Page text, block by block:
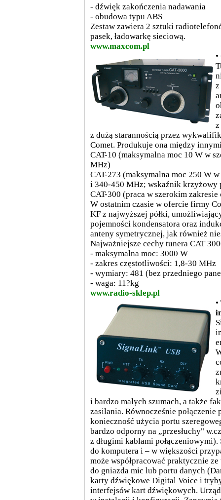
- dźwięk zakończenia nadawania
- obudowa typu ABS
Zestaw zawiera 2 sztuki
pasek, ładowarkę sieciową.
www.maxcom.pl
•
z dużą starannością przez
Comet. Produkuje ona między
CAT-10 (maksymalna moc 10 W w
MHz)
CAT-273 (maksymalna moc 250 W
i 340-450 MHz; wskaźnik krzyżowy
CAT-300 (praca w szerokim
W ostatnim czasie w ofercie firmy
KF z najwyższej półki,
pojemności kondensatora oraz
anteny symetrycznej, jak również
Najważniejsze cechy tunera CAT
- maksymalna moc: 3000 W
- zakres częstotliwości: 1,8-30 MHz
- wymiary: 481 (bez przedniego
- waga: 11?kg
www.radio-sklep.pl
•
i bardzo małych szumach, a także
zasilania. Równocześnie
konieczność użycia portu
bardzo odporny na „przesłuchy"
z długimi kablami
do komputera i – w większości
może współpracować praktycznie
do gniazda mic lub portu danych
karty dźwiękowe Digital Voice i
interfejsów kart dźwiękowych.